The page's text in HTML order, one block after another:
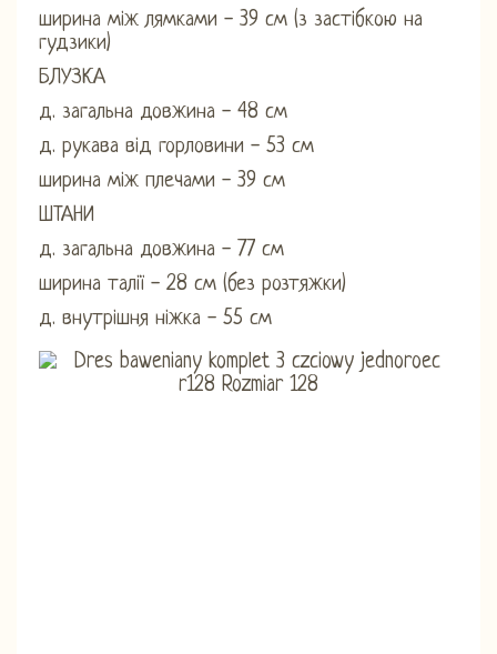
ширина між лямками - 39 см (з застібкою на
гудзики)
БЛУЗКА
д. загальна довжина - 48 см
д. рукава від горловини - 53 см
ширина між плечами - 39 см
ШТАНИ
д. загальна довжина - 77 см
ширина талії - 28 см (без розтяжки)
д. внутрішня ніжка - 55 см